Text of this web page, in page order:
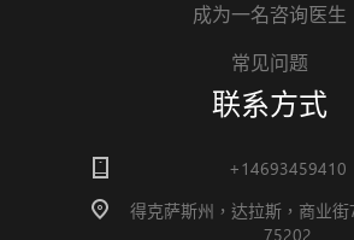
成为一名咨询医生
常见问题
联系方式
+14693459410
得克萨斯州，达拉斯，商业
75202